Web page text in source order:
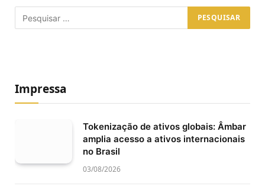
Impressa
Tokenização de ativos globais: Âmbar
amplia acesso a ativos internacionais
no Brasil
03/08/2026